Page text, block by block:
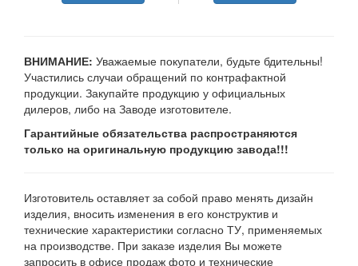
ВНИМАНИЕ: Уважаемые покупатели, будьте бдительны!
Участились случаи обращений по контрафактной
продукции. Закупайте продукцию у официальных
дилеров, либо на Заводе изготовителе.
Гарантийные обязательства распространяются
только на оригинальную продукцию завода!!!
Изготовитель оставляет за собой право менять дизайн
изделия, вносить изменения в его конструктив и
технические характеристики согласно ТУ, применяемых
на производстве. При заказе изделия Вы можете
запросить в офисе продаж фото и технические